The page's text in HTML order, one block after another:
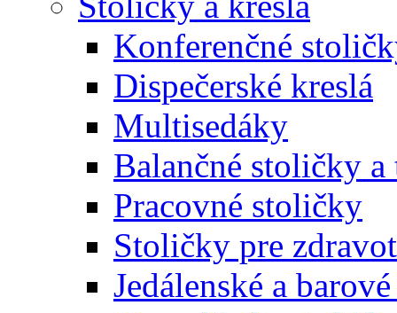
Konferenčné
Dispečerské kreslá
Multisedáky
Balančné stoličky a
Pracovné stoličky
Stoličky pre
Jedálenské a